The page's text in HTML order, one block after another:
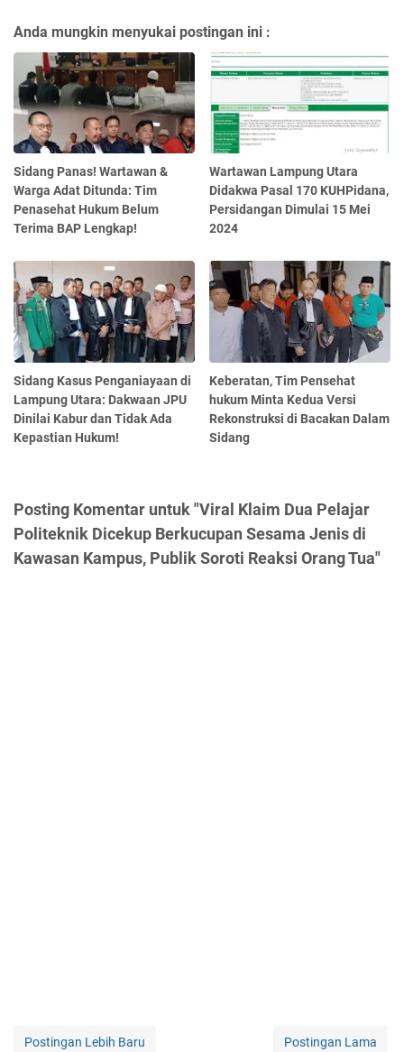
Anda mungkin menyukai postingan ini :
Sidang Panas! Wartawan &
Warga Adat Ditunda: Tim
Penasehat Hukum Belum
Terima BAP Lengkap!
Wartawan Lampung Utara
Didakwa Pasal 170 KUHPidana,
Persidangan Dimulai 15 Mei
2024
Sidang Kasus Penganiayaan di
Lampung Utara: Dakwaan JPU
Dinilai Kabur dan Tidak Ada
Kepastian Hukum!
Keberatan, Tim Pensehat
hukum Minta Kedua Versi
Rekonstruksi di Bacakan Dalam
Sidang
Posting Komentar untuk "Viral Klaim Dua Pelajar
Politeknik Dicekup Berkucupan Sesama Jenis di
Kawasan Kampus, Publik Soroti Reaksi Orang Tua"
Postingan Lebih Baru Postingan Lama